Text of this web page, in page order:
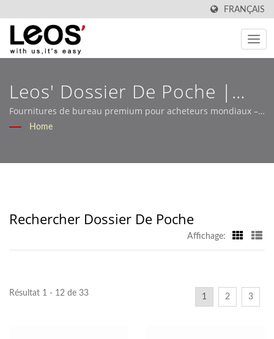
FRANÇAIS
Leos' Dossier De Poche |
Solutions De Papeterie OEM
De Détail Et B2B – Leos'
Fournitures de bureau premium pour acheteurs mondiaux –
Leos'
Home
Rechercher Dossier De Poche
Affichage:
Résultat 1 - 12 de 33 1 2 3